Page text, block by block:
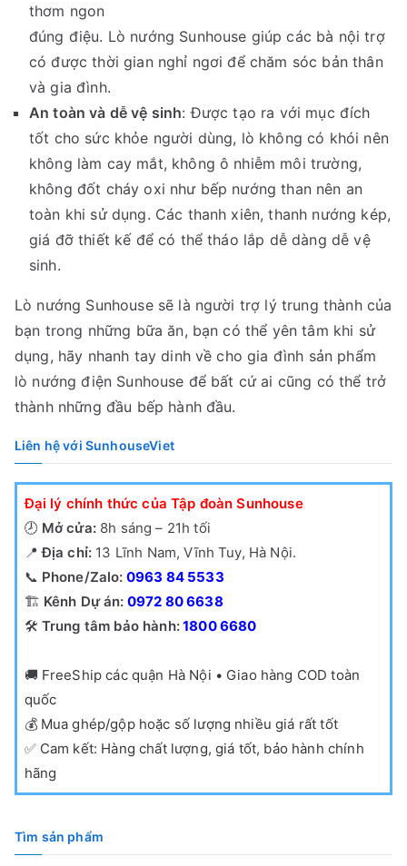
thơm ngon
đúng điệu. Lò nướng Sunhouse giúp các bà nội trợ
có được thời gian nghỉ ngơi để chăm sóc bản thân
và gia đình.
An toàn và dễ vệ sinh: Được tạo ra với mục đích
tốt cho sức khỏe người dùng, lò không có khói nên
không làm cay mắt, không ô nhiễm môi trường,
không đốt cháy oxi như bếp nướng than nên an
toàn khi sử dụng. Các thanh xiên, thanh nướng kép,
giá đỡ thiết kế để có thể tháo lắp dễ dàng dễ vệ
sinh.
Lò nướng Sunhouse sẽ là người trợ lý trung thành của
bạn trong những bữa ăn, bạn có thể yên tâm khi sử
dụng, hãy nhanh tay dinh về cho gia đình sản phẩm
lò nướng điện Sunhouse để bất cứ ai cũng có thể trở
thành những đầu bếp hành đầu.
Liên hệ với SunhouseViet
Đại lý chính thức của Tập đoàn Sunhouse
🕗 Mở cửa:8h sáng – 21h tối
📍Địa chỉ: 13 Lĩnh Nam, Vĩnh Tuy, Hà Nội.
📞 Phone/Zalo: 0963 84 5533
🏗️ Kênh Dự án: 0972 80 6638
🛠️ Trung tâm bảo hành:1800 6680
🚚 FreeShip các quận Hà Nội • Giao hàng COD toàn
quốc
💰 Mua ghép/gộp hoặc số lượng nhiều giá rất tốt
✅ Cam kết: Hàng chất lượng, giá tốt, bảo hành chính
hãng
Tìm sản phẩm